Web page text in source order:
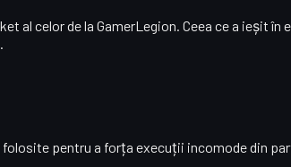
al celor de la GamerLegion. Ceea ce a ieșit
.
pentru a forța execuții incomode din